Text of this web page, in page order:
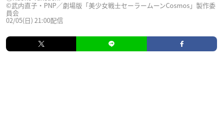
©武内直子・PNP／劇場版「美少女戦士セーラームーンCosmos」製作委
員会
02/05(日) 21:00配信